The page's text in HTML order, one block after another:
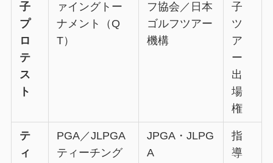
子
プ
ロ
テ
ス
ト
ァイングトー
ナメント（Q
T）
フ協会／日本
ゴルフツアー
機構
子
ツ
ア
ー
出
場
権
テ
ィ
PGA／JLPGA
ティーチング
JPGA・JLPG
A
指
導